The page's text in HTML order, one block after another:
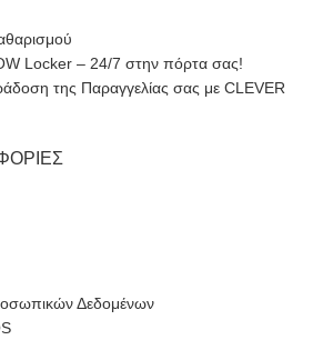
Locker – 24/7 στην πόρτα σας!
της Παραγγελίας σας με CLEVER
Δεδομένων